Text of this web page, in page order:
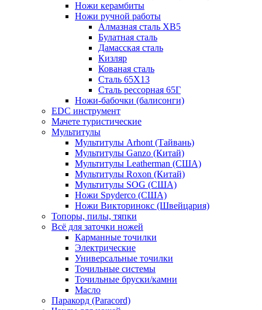
Ножи керамбиты
Ножи ручной работы
Алмазная сталь ХВ5
Булатная сталь
Дамасская сталь
Кизляр
Кованая сталь
Сталь 65Х13
Сталь рессорная 65Г
Ножи-бабочки (балисонги)
EDC инструмент
Мачете туристические
Мультитулы
Мультитулы Arhont (Тайвань)
Мультитулы Ganzo (Китай)
Мультитулы Leatherman (США)
Мультитулы Roxon (Китай)
Мультитулы SOG (США)
Ножи Spyderco (США)
Ножи Викторинокс (Швейцария)
Топоры, пилы, тяпки
Всё для заточки ножей
Карманные точилки
Электрические
Универсальные точилки
Точильные системы
Точильные бруски/камни
Масло
Паракорд (Paracord)